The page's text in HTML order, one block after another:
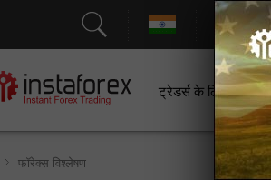
ट्रेडर्स के लिए
फॉरेक्स विश्लेषण